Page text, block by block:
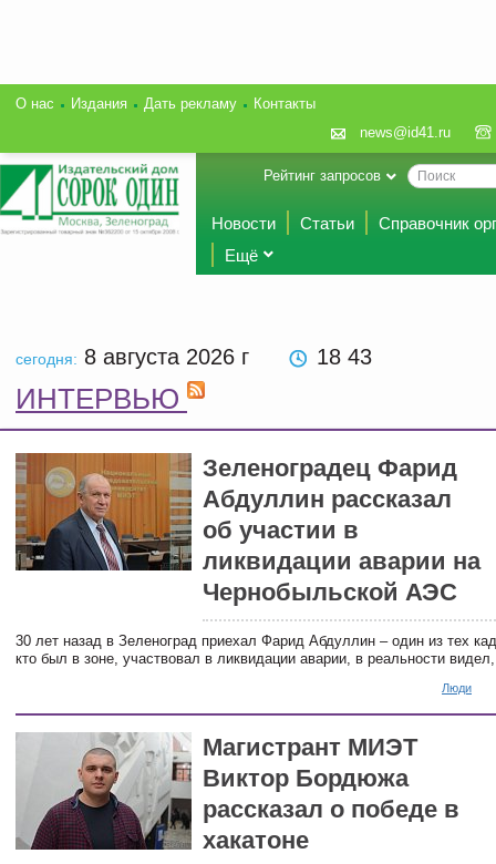
О нас Издания Дать рекламу
Контакты
news@id41.ru
Рейтинг запросов
Новости Статьи
Справочник
Ещё
сегодня: 8 августа 2026 г 18:43
ИНТЕРВЬЮ
Зеленоградец Фарид
Абдуллин рассказал
об участии в
ликвидации аварии на
Чернобыльской АЭС
30 лет назад в Зеленоград приехал Фарид Абдуллин – один из тех
кто был в зоне, участвовал в ликвидации аварии, в реальности
Люди
Магистрант МИЭТ
Виктор Бордюжа
рассказал о победе в
хакатоне